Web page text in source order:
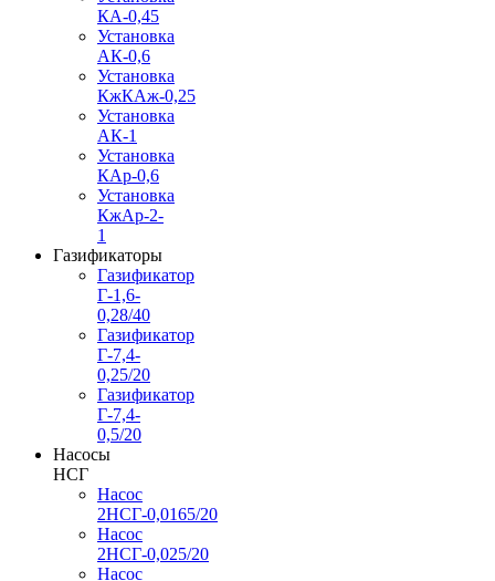
КА-0,45
Установка
АК-0,6
Установка
КжКАж-0,25
Установка
АК-1
Установка
КАр-0,6
Установка
КжАр-2-
1
Газификаторы
Газификатор
Г-1,6-
0,28/40
Газификатор
Г-7,4-
0,25/20
Газификатор
Г-7,4-
0,5/20
Насосы
НСГ
Насос
2НСГ-0,0165/20
Насос
2НСГ-0,025/20
Насос